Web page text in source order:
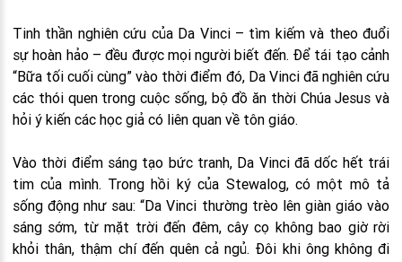
Tinh thần nghiên cứu của Da Vinci – tìm kiếm và theo đuổi
sự hoàn hảo – đều được mọi người biết đến. Để tái tạo cảnh
“Bữa tối cuối cùng” vào thời điểm đó, Da Vinci đã nghiên cứu
các thói quen trong cuộc sống, bộ đồ ăn thời Chúa Jesus và
hỏi ý kiến các học giả có liên quan về tôn giáo.
Vào thời điểm sáng tạo bức tranh, Da Vinci đã dốc hết trái
tim của mình. Trong hồi ký của Stewalog, có một mô tả
sống động như sau: “Da Vinci thường trèo lên giàn giáo vào
sáng sớm, từ mặt trời đến đêm, cây cọ không bao giờ rời
khỏi thân, thậm chí đến quên cả ngủ. Đôi khi ông không đi